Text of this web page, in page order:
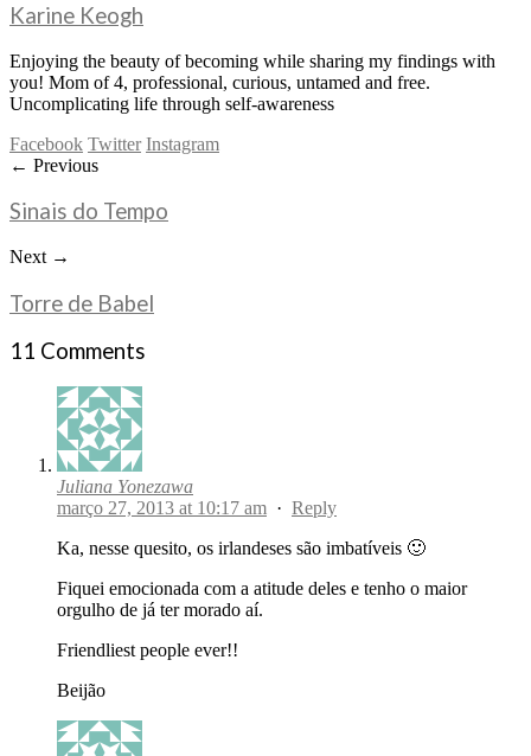
Karine Keogh
Enjoying the beauty of becoming while sharing my findings with
you! Mom of 4, professional, curious, untamed and free.
Uncomplicating life through self-awareness
Facebook Twitter Instagram
← Previous
Sinais do Tempo
Next →
Torre de Babel
11 Comments
Juliana Yonezawa
março 27, 2013 at 10:17 am · Reply
Ka, nesse quesito, os irlandeses são imbatíveis 🙂
Fiquei emocionada com a atitude deles e tenho o maior
orgulho de já ter morado aí.
Friendliest people ever!!
Beijão